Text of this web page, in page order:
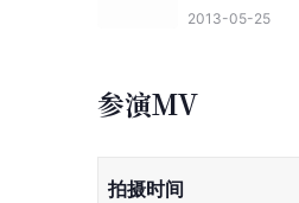
2013-05-25
参演MV
拍摄时间